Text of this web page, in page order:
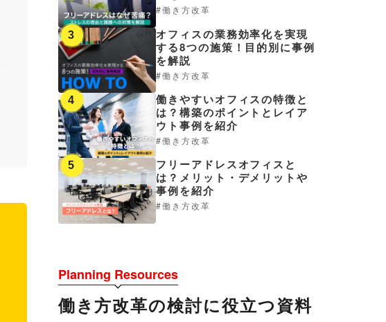
働き方改革
3
オフィスの業務効率化を実現
する8つの施策！目的別に事例
を解説
働き方改革
4
働きやすいオフィスの特徴と
は？構築のポイントとレイア
ウト事例を紹介
働き方改革
5
フリーアドレスオフィスと
は？メリット・デメリットや
事例を紹介
働き方改革
Planning Resources
働き方改革の検討に役立つ資料